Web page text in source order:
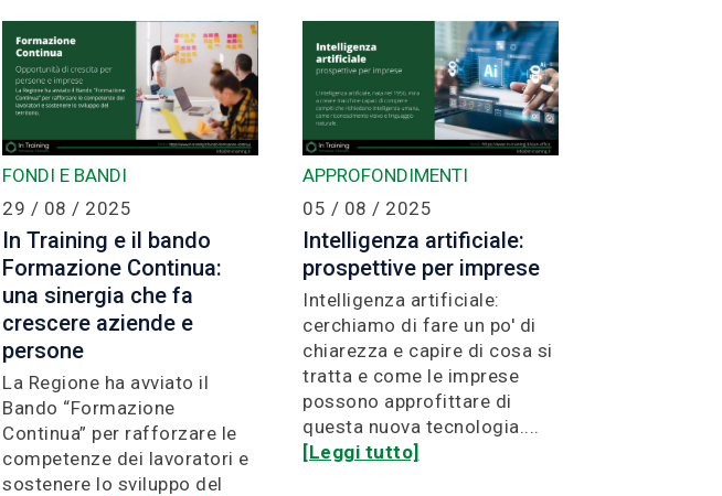
FONDI E BANDI
29 / 08 / 2025
In Training e il bando
Formazione Continua:
una sinergia che fa
crescere aziende e
persone
La Regione ha avviato il
Bando “Formazione
Continua” per rafforzare le
competenze dei lavoratori e
sostenere lo sviluppo del
APPROFONDIMENTI
05 / 08 / 2025
Intelligenza artificiale:
prospettive per imprese
Intelligenza artificiale:
cerchiamo di fare un po' di
chiarezza e capire di cosa si
tratta e come le imprese
possono approfittare di
questa nuova tecnologia....
[Leggi tutto]